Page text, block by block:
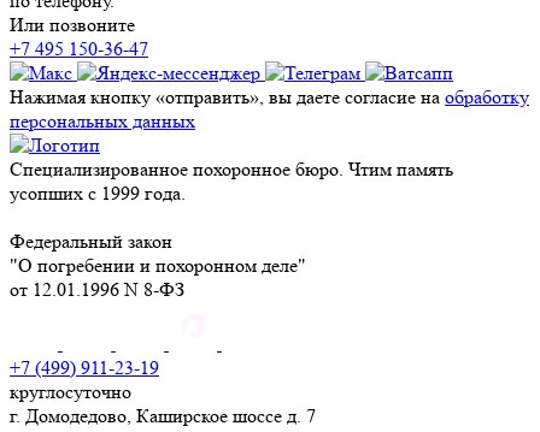
Или позвоните
+7 495 150-36-47
Нажимая кнопку «отправить», вы даете согласие на обработку
персональных данных
Специализированное похоронное бюро. Чтим память
усопших с 1999 года.
Федеральный закон
"О погребении и похоронном деле"
от 12.01.1996 N 8-ФЗ
+7 (499) 911-23-19
круглосуточно
г. Домодедово, Каширское шоссе д. 7